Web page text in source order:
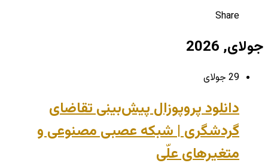
Share
جولای, 2026
29 جولای
دانلود پروپوزال پیش‌بینی تقاضای
گردشگری | شبکه عصبی مصنوعی و
متغیرهای علّی